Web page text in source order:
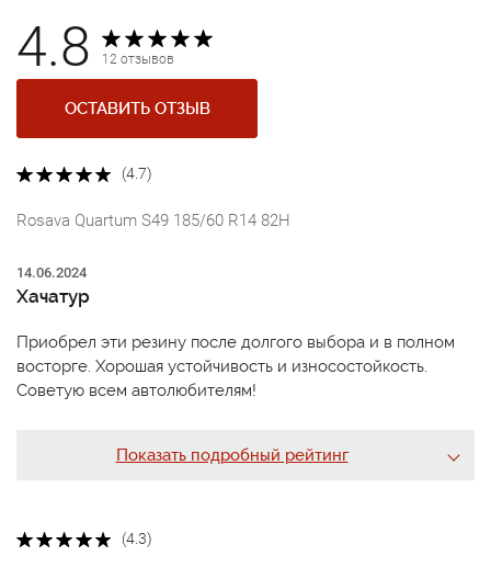
4.8 12 отзывов
ОСТАВИТЬ ОТЗЫВ
(4.7)
Rosava Quartum S49 185/60 R14 82H
14.06.2024
Хачатур
Приобрел эти резину после долгого выбора и в полном
восторге. Хорошая устойчивость и износостойкость.
Советую всем автолюбителям!
Показать подробный рейтинг
(4.3)